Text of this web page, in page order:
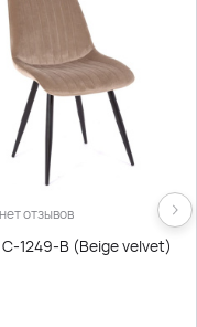
нет отзывов
1249-B (Beige velvet)